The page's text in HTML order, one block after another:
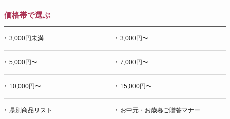
価格帯で選ぶ
3,000円未満 3,000円〜
5,000円〜 7,000円〜
10,000円〜 15,000円〜
県別商品リスト お中元・お歳暮ご贈答マナー